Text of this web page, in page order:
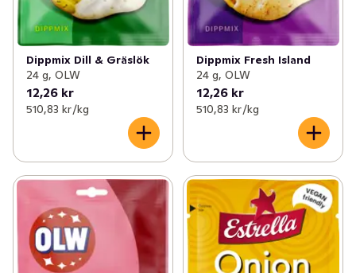
Dippmix Dill & Gräslök
24 g, OLW
12,26 kr
510,83 kr /kg
Dippmix Fresh Island
24 g, OLW
12,26 kr
510,83 kr /kg